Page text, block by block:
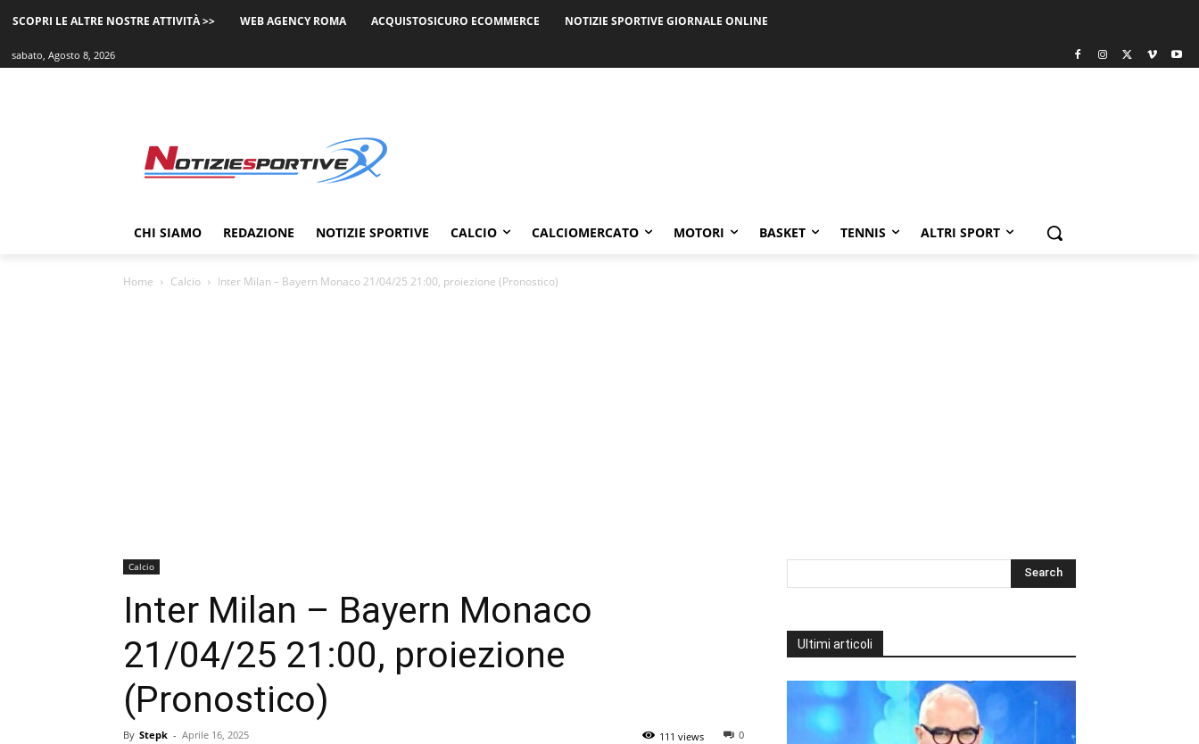
SCOPRI LE ALTRE NOSTRE ATTIVITÀ >> WEB AGENCY ROMA ACQUISTOSICURO ECOMMERCE NOTIZIE SPORTIVE GIORNALE ONLINE
sabato, Agosto 8, 2026
CHI SIAMO REDAZIONE NOTIZIE SPORTIVE CALCIO CALCIOMERCATO MOTORI BASKET TENNIS ALTRI SPORT
Home Calcio Inter Milan – Bayern Monaco 21/04/25 21:00, proiezione (Pronostico)
Calcio
Inter Milan – Bayern Monaco
21/04/25 21:00, proiezione
(Pronostico)
By Stepk - Aprile 16, 2025 0
111 views
Ultimi articoli